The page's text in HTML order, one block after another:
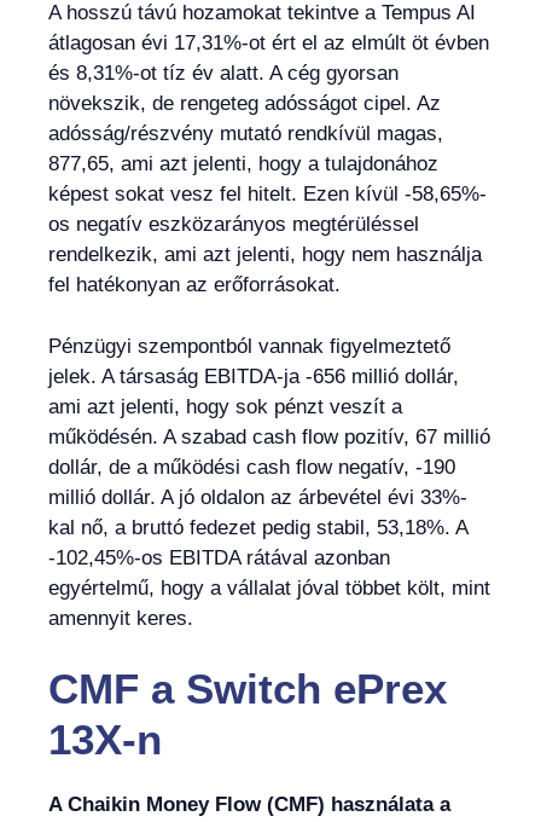
A hosszú távú hozamokat tekintve a Tempus AI
átlagosan évi 17,31%-ot ért el az elmúlt öt évben
és 8,31%-ot tíz év alatt. A cég gyorsan
növekszik, de rengeteg adósságot cipel. Az
adósság/részvény mutató rendkívül magas,
877,65, ami azt jelenti, hogy a tulajdonához
képest sokat vesz fel hitelt. Ezen kívül -58,65%-
os negatív eszközarányos megtérüléssel
rendelkezik, ami azt jelenti, hogy nem használja
fel hatékonyan az erőforrásokat.
Pénzügyi szempontból vannak figyelmeztető
jelek. A társaság EBITDA-ja -656 millió dollár,
ami azt jelenti, hogy sok pénzt veszít a
működésén. A szabad cash flow pozitív, 67 millió
dollár, de a működési cash flow negatív, -190
millió dollár. A jó oldalon az árbevétel évi 33%-
kal nő, a bruttó fedezet pedig stabil, 53,18%. A
-102,45%-os EBITDA rátával azonban
egyértelmű, hogy a vállalat jóval többet költ, mint
amennyit keres.
CMF aSwitch ePrex
13X-n
A Chaikin Money Flow (CMF) használata a